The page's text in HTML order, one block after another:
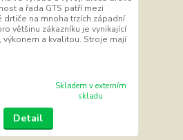
a řada GTS patří mezi
na mnoha trzích západní
většinu zákazníku je vynikající
výkonem a kvalitou. Stroje mají
Skladem v externím
skladu
Detail